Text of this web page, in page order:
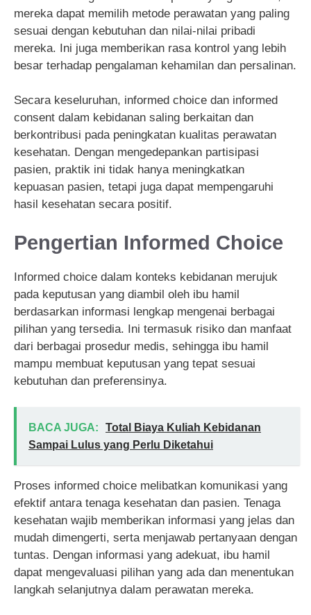
mereka dapat memilih metode perawatan yang paling
sesuai dengan kebutuhan dan nilai-nilai pribadi
mereka. Ini juga memberikan rasa kontrol yang lebih
besar terhadap pengalaman kehamilan dan persalinan.
Secara keseluruhan, informed choice dan informed
consent dalam kebidanan saling berkaitan dan
berkontribusi pada peningkatan kualitas perawatan
kesehatan. Dengan mengedepankan partisipasi
pasien, praktik ini tidak hanya meningkatkan
kepuasan pasien, tetapi juga dapat mempengaruhi
hasil kesehatan secara positif.
Pengertian Informed Choice
Informed choice dalam konteks kebidanan merujuk
pada keputusan yang diambil oleh ibu hamil
berdasarkan informasi lengkap mengenai berbagai
pilihan yang tersedia. Ini termasuk risiko dan manfaat
dari berbagai prosedur medis, sehingga ibu hamil
mampu membuat keputusan yang tepat sesuai
kebutuhan dan preferensinya.
BACA JUGA:
Total Biaya Kuliah Kebidanan
Sampai Lulus yang Perlu Diketahui
Proses informed choice melibatkan komunikasi yang
efektif antara tenaga kesehatan dan pasien. Tenaga
kesehatan wajib memberikan informasi yang jelas dan
mudah dimengerti, serta menjawab pertanyaan dengan
tuntas. Dengan informasi yang adekuat, ibu hamil
dapat mengevaluasi pilihan yang ada dan menentukan
langkah selanjutnya dalam perawatan mereka.